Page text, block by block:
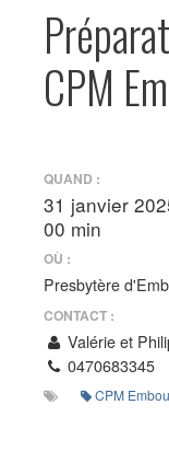
CPM
QUAND :
31 janvier
00 min
OÙ :
Presbytère
CONTACT :
Valérie et
0470683345
CPM